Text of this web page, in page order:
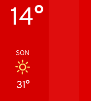
14°
SON
31°